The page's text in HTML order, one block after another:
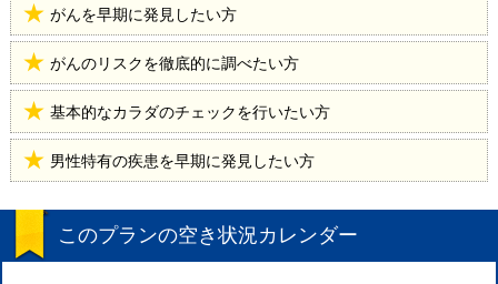
がんを早期に発見したい方
がんのリスクを徹底的に調べたい方
基本的なカラダのチェックを行いたい方
男性特有の疾患を早期に発見したい方
このプランの空き状況カレンダー